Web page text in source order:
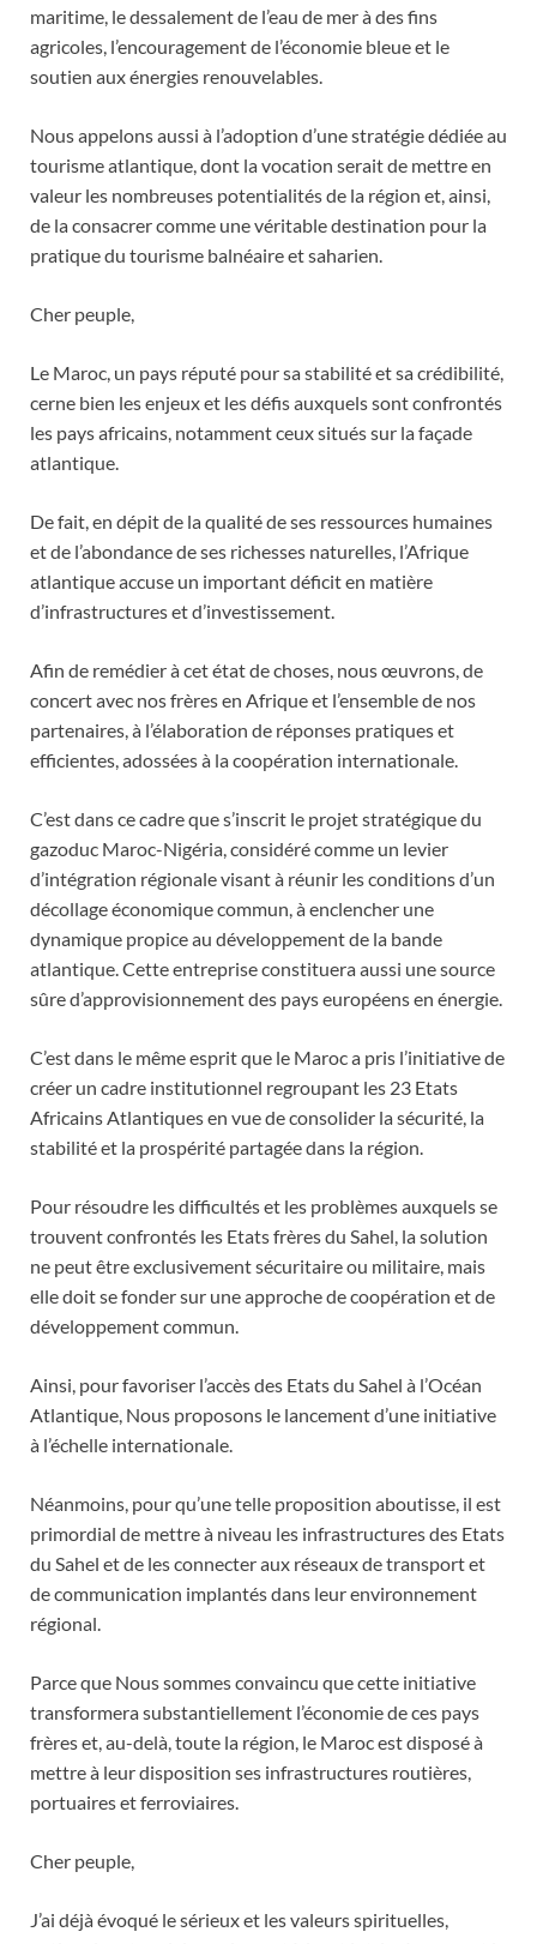
maritime, le dessalement de l’eau de mer à des fins
agricoles, l’encouragement de l’économie bleue et le
soutien aux énergies renouvelables.
Nous appelons aussi à l’adoption d’une stratégie dédiée au
tourisme atlantique, dont la vocation serait de mettre en
valeur les nombreuses potentialités de la région et, ainsi,
de la consacrer comme une véritable destination pour la
pratique du tourisme balnéaire et saharien.
Cher peuple,
Le Maroc, un pays réputé pour sa stabilité et sa crédibilité,
cerne bien les enjeux et les défis auxquels sont confrontés
les pays africains, notamment ceux situés sur la façade
atlantique.
De fait, en dépit de la qualité de ses ressources humaines
et de l’abondance de ses richesses naturelles, l’Afrique
atlantique accuse un important déficit en matière
d’infrastructures et d’investissement.
Afin de remédier à cet état de choses, nous œuvrons, de
concert avec nos frères en Afrique et l’ensemble de nos
partenaires, à l’élaboration de réponses pratiques et
efficientes, adossées à la coopération internationale.
C’est dans ce cadre que s’inscrit le projet stratégique du
gazoduc Maroc-Nigéria, considéré comme un levier
d’intégration régionale visant à réunir les conditions d’un
décollage économique commun, à enclencher une
dynamique propice au développement de la bande
atlantique. Cette entreprise constituera aussi une source
sûre d’approvisionnement des pays européens en énergie.
C’est dans le même esprit que le Maroc a pris l’initiative de
créer un cadre institutionnel regroupant les 23 Etats
Africains Atlantiques en vue de consolider la sécurité, la
stabilité et la prospérité partagée dans la région.
Pour résoudre les difficultés et les problèmes auxquels se
trouvent confrontés les Etats frères du Sahel, la solution
ne peut être exclusivement sécuritaire ou militaire, mais
elle doit se fonder sur une approche de coopération et de
développement commun.
Ainsi, pour favoriser l’accès des Etats du Sahel à l’Océan
Atlantique, Nous proposons le lancement d’une initiative
à l’échelle internationale.
Néanmoins, pour qu’une telle proposition aboutisse, il est
primordial de mettre à niveau les infrastructures des Etats
du Sahel et de les connecter aux réseaux de transport et
de communication implantés dans leur environnement
régional.
Parce que Nous sommes convaincu que cette initiative
transformera substantiellement l’économie de ces pays
frères et, au-delà, toute la région, le Maroc est disposé à
mettre à leur disposition ses infrastructures routières,
portuaires et ferroviaires.
Cher peuple,
J’ai déjà évoqué le sérieux et les valeurs spirituelles,